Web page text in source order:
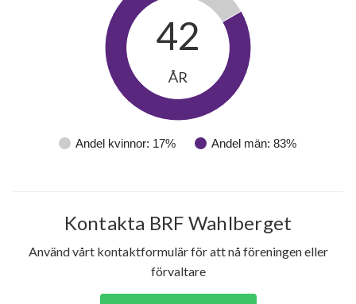
Andel kvinnor: 17% Andel män: 83%
42
ÅR
Kontakta BRF Wahlberget
Använd vårt kontaktformulär för att nå föreningen eller
förvaltare